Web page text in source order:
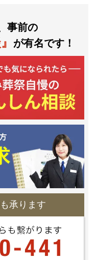
事前の
が有名です！
承ります